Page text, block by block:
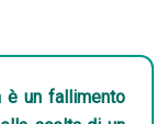
è un fallimento